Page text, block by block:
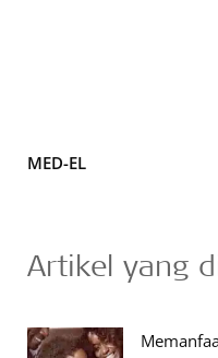
MED-EL
Artikel yang